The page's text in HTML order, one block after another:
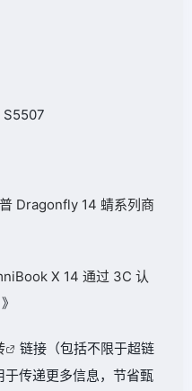
S5507
Dragonfly 14 蜻系列商
X 14 通过 3C 认
》
链接（包括不限于超链
传递更多信息，节省甄